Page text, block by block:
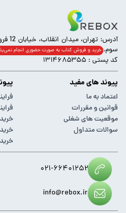
سوم. خرید و فروش کتاب به صورت حضوری انجام‌
کد پستی : ۱۳۱۴۶۸۵۳۵۵
پیوند های مفید
اعتماد به ما
قوانین و مقررات
موقعیت های شغلی
سوالات متداول
۰۲۱-۶۶۴۰۱۲۵۲
info@rebox.ir